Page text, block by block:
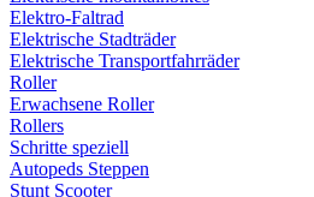
Elektro-Faltrad
Elektrische Stadträder
Elektrische Transportfahrräder
Roller
Erwachsene Roller
Rollers
Schritte speziell
Autopeds Steppen
Stunt Scooter